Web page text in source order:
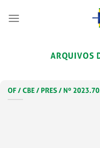
ARQUIVOS
OF / CBE / PRES / Nº